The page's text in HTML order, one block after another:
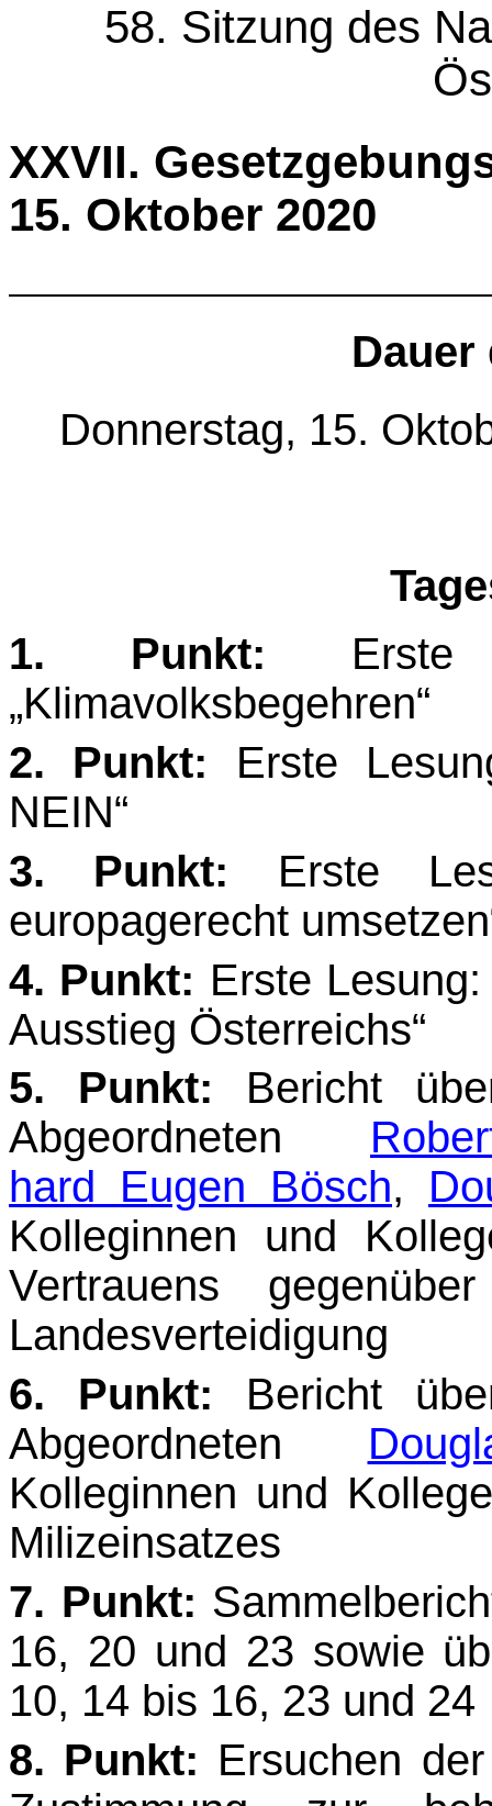
58. Sitzung des
XXVII.
15. Oktober 2020
Dauer
Donnerstag, 15.
1. Punkt: Erste
„Klimavolksbegehren“
2. Punkt: Erste
NEIN“
3. Punkt: Erste
europagerecht
4. Punkt: Erste
Ausstieg Österreichs“
5. Punkt: Bericht
Abgeordneten
hard Eugen Bösch,
Kolleginnen und
Vertrauens
Landesverteidigung
6. Punkt: Bericht
Abgeordneten
Kolleginnen und
Milizeinsatzes
7. Punkt:
16, 20 und 23 sowie
10, 14 bis 16, 23 und 24
8. Punkt: Ersuchen